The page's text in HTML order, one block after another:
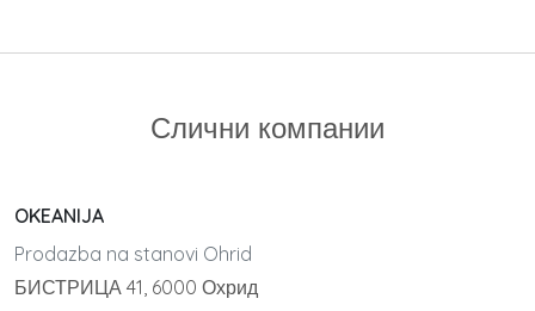
Слични компании
OKEANIJA
Prodazba na stanovi Ohrid
БИСТРИЦА 41, 6000 Охрид